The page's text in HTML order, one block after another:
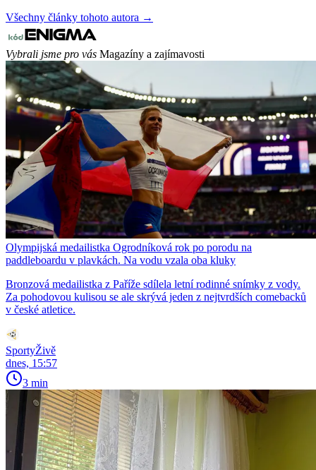
Všechny články tohoto autora →
Vybrali jsme pro vás Magazíny a zajímavosti
Olympijská medailistka Ogrodníková rok po porodu na
paddleboardu v plavkách. Na vodu vzala oba kluky
Bronzová medailistka z Paříže sdílela letní rodinné snímky z vody.
Za pohodovou kulisou se ale skrývá jeden z nejtvrdších comebacků
v české atletice.
SportyŽivě
dnes, 15:57
3 min